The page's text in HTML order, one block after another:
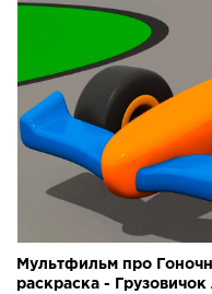
Мультфильм про
раскраска - Грузовичок